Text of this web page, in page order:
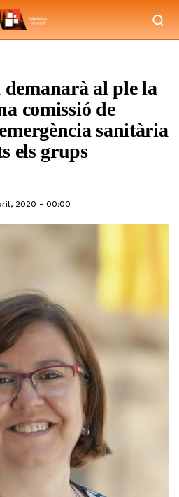
al ple la
comissió de
sanitària
els grups
2020 - 00:00